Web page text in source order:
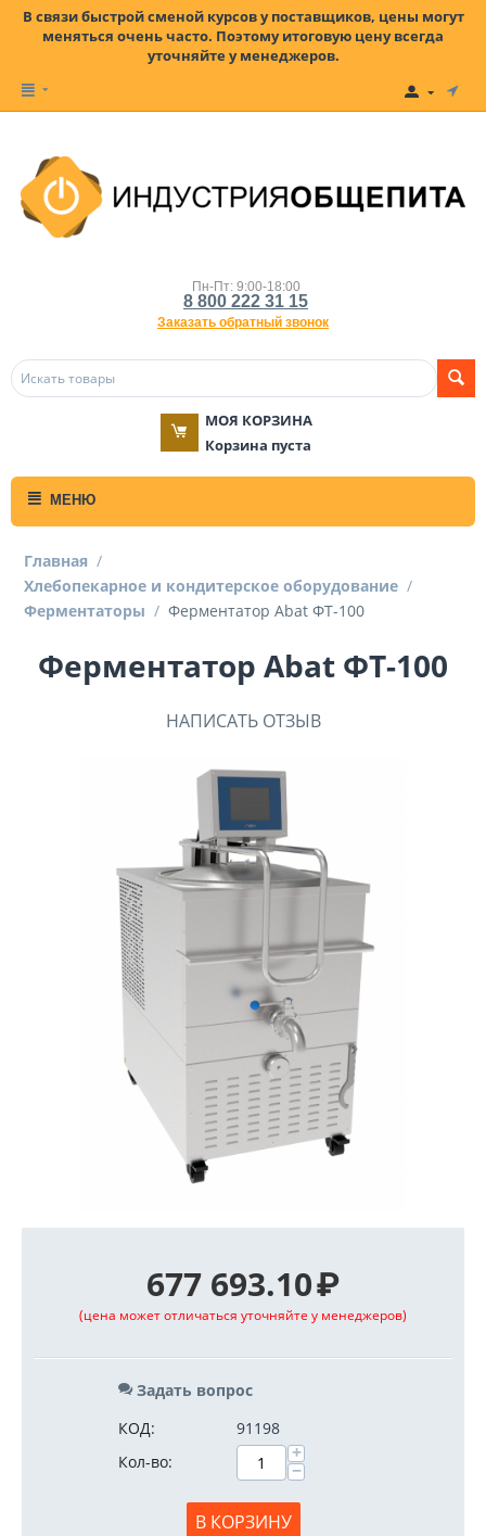
В связи быстрой сменой курсов у поставщиков, цены могут
меняться очень часто. Поэтому итоговую цену всегда
уточняйте у менеджеров.
Пн-Пт: 9:00-18:00
8 800 222 31 15
Заказать обратный звонок
МОЯ КОРЗИНА
Корзина пуста
МЕНЮ
Главная /
Хлебопекарное и кондитерское оборудование /
Ферментаторы / Ферментатор Abat ФТ-100
Ферментатор Abat ФТ-100
НАПИСАТЬ ОТЗЫВ
677 693.10₽
(цена может отличаться уточняйте у менеджеров)
Задать вопрос
КОД:
91198
Кол-во:
+
−
В КОРЗИНУ